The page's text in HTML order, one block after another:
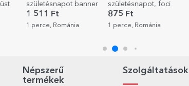
születésnapot banner
1 511 Ft
1 perce, Románia
születésnapot, foci
875 Ft
1 perce, Románia
Népszerű
termékek
Szolgáltatások